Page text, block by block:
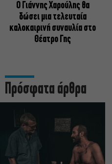
Ο Γιάννης Χαρούλης θα
δώσει μια τελευταία
καλοκαιρινή συναυλία στο
Θέατρο Γης
Πρόσφατα άρθρα